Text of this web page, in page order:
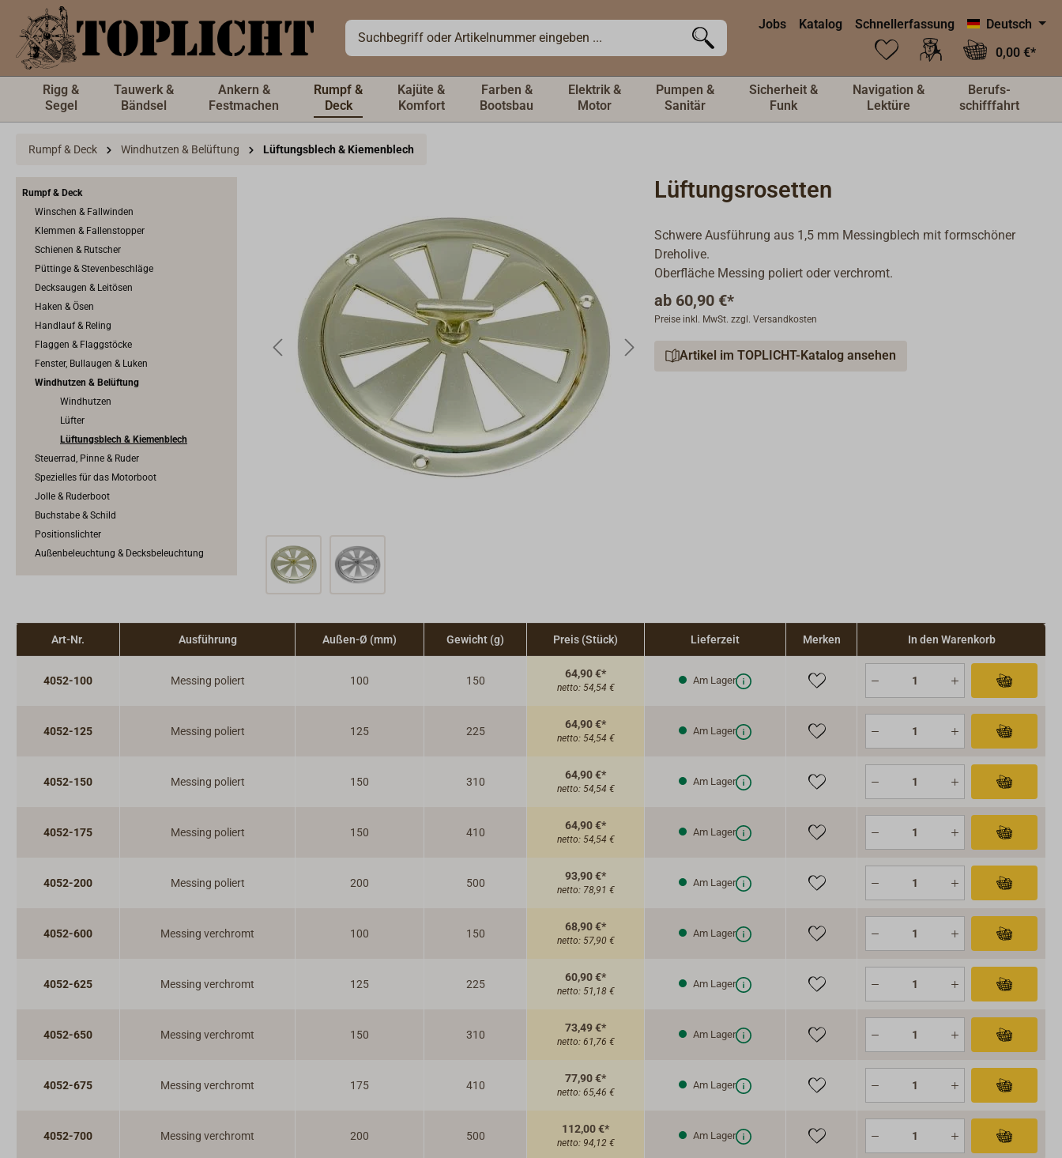
springen Jobs Katalog Schnellerfassung
Deutsch
0,00 €*
Rigg &
Segel
Tauwerk &
Bändsel
Ankern &
Festmachen
Rumpf &
Deck
Kajüte &
Komfort
Farben &
Bootsbau
Elektrik &
Motor
Pumpen &
Sanitär
Sicherheit &
Funk
Navigation &
Lektüre
Berufs-
schifffahrt
Rumpf & Deck Windhutzen & Belüftung Lüftungsblech & Kiemenblech
Rumpf & Deck
Winschen & Fallwinden
Klemmen & Fallenstopper
Schienen & Rutscher
Püttinge & Stevenbeschläge
Decksaugen & Leitösen
Haken & Ösen
Handlauf & Reling
Flaggen & Flaggstöcke
Fenster, Bullaugen & Luken
Windhutzen & Belüftung
Windhutzen
Lüfter
Lüftungsblech & Kiemenblech
Steuerrad, Pinne & Ruder
Spezielles für das Motorboot
Jolle & Ruderboot
Buchstabe & Schild
Positionslichter
Außenbeleuchtung & Decksbeleuchtung
Lüftungsrosetten
Schwere Ausführung aus 1,5 mm Messingblech mit formschöner
Dreholive.
Oberfläche Messing poliert oder verchromt.
ab 60,90 €*
Preise inkl. MwSt. zzgl. Versandkosten
Artikel im TOPLICHT-Katalog ansehen
Art-Nr. Ausführung Außen-Ø (mm) Gewicht (g) Preis (Stück) Lieferzeit Merken In den Warenkorb
4052-100 Messing poliert 100 150
64,90 €*
netto: 54,54 €
Am Lager
4052-125 Messing poliert 125 225
64,90 €*
netto: 54,54 €
Am Lager
4052-150 Messing poliert 150 310
64,90 €*
netto: 54,54 €
Am Lager
4052-175 Messing poliert 150 410
64,90 €*
netto: 54,54 €
Am Lager
4052-200 Messing poliert 200 500
93,90 €*
netto: 78,91 €
Am Lager
4052-600 Messing verchromt 100 150
68,90 €*
netto: 57,90 €
Am Lager
4052-625 Messing verchromt 125 225
60,90 €*
netto: 51,18 €
Am Lager
4052-650 Messing verchromt 150 310
73,49 €*
netto: 61,76 €
Am Lager
4052-675 Messing verchromt 175 410
77,90 €*
netto: 65,46 €
Am Lager
4052-700 Messing verchromt 200 500
112,00 €*
netto: 94,12 €
Am Lager